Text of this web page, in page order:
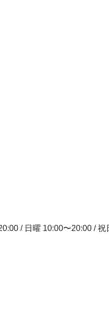
/ 日曜 10:00〜20:00 /